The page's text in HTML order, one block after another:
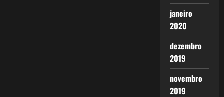
janeiro
2020
dezembro
2019
novembro
2019